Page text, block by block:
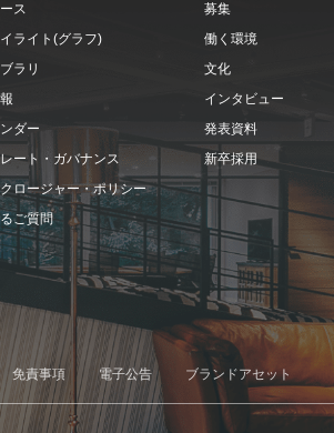
ス
ライト(グラフ)
ラリ
ダー
ート・ガバナンス
ロージャー・ポリシー
ご質問
募集
働く環境
文化
インタビュー
発表資料
新卒採用
免責事項 電子公告 ブランドアセット